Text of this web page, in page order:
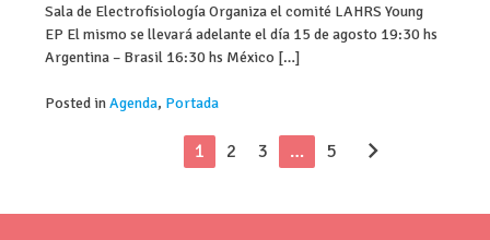
Sala de Electrofisiología Organiza el comité LAHRS Young
EP El mismo se llevará adelante el día 15 de agosto 19:30 hs
Argentina – Brasil 16:30 hs México […]
Posted inAgenda, Portada
1 2 3 … 5 chevron_right